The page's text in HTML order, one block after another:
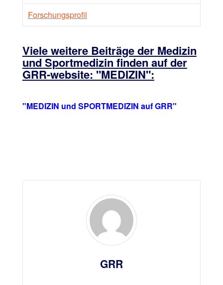
Forschungsprofil
Viele weitere Beiträge der Medizin
und Sportmedizin finden auf der
GRR-website: "MEDIZIN":
"MEDIZIN und SPORTMEDIZIN auf GRR"
GRR